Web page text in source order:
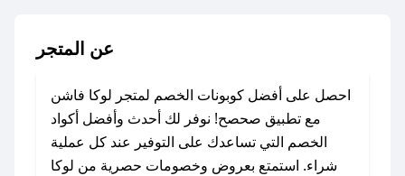
عن المتجر
احصل على أفضل كوبونات الخصم لمتجر لوكا فاشن
مع تطبيق صحصح! نوفر لك أحدث وأفضل أكواد
الخصم التي تساعدك على التوفير عند كل عملية
شراء. استمتع بعروض وخصومات حصرية من لوكا